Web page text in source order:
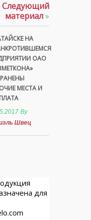
Следующий
материал»
НА
ОАО
МЕСТА И
By
Швец
для